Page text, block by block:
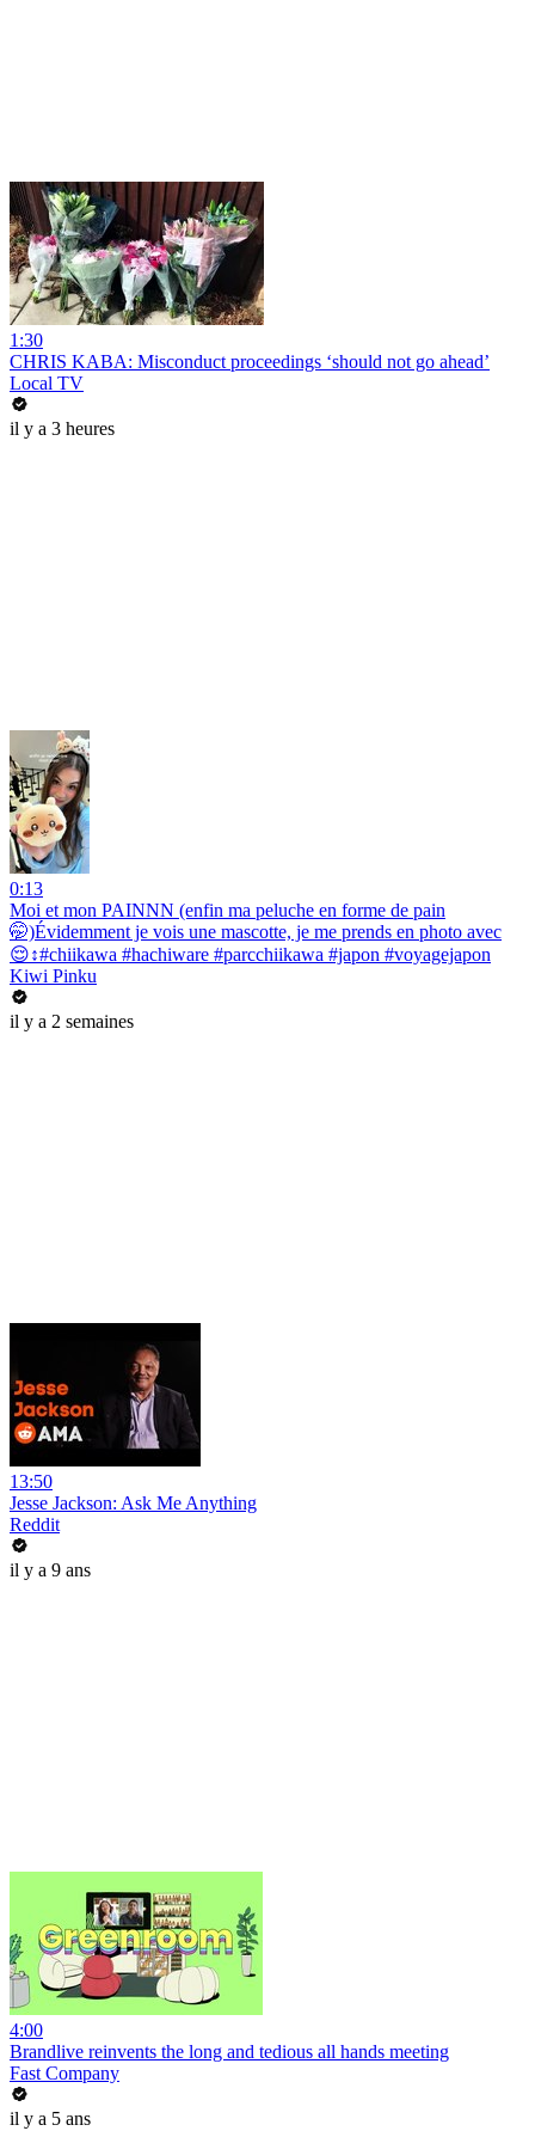
1:30
CHRIS KABA: Misconduct proceedings ‘should not go ahead’
Local TV
il y a 3 heures
0:13
Moi et mon PAINNN (enfin ma peluche en forme de pain
🤭)Évidemment je vois une mascotte, je me prends en photo avec
😌↕️#chiikawa #hachiware #parcchiikawa #japon #voyagejapon
Kiwi Pinku
il y a 2 semaines
13:50
Jesse Jackson: Ask Me Anything
Reddit
il y a 9 ans
4:00
Brandlive reinvents the long and tedious all hands meeting
Fast Company
il y a 5 ans